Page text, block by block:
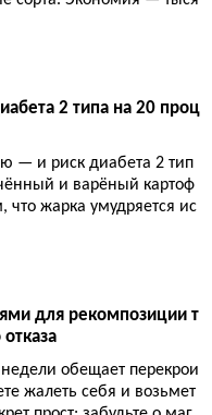
овощной декор сэкон
перед алтарём, г